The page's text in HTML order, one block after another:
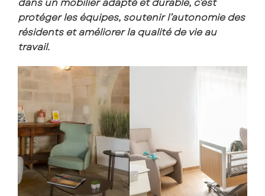
protéger les équipes, soutenir l’autonomie des
résidents et améliorer la qualité de vie au
travail.